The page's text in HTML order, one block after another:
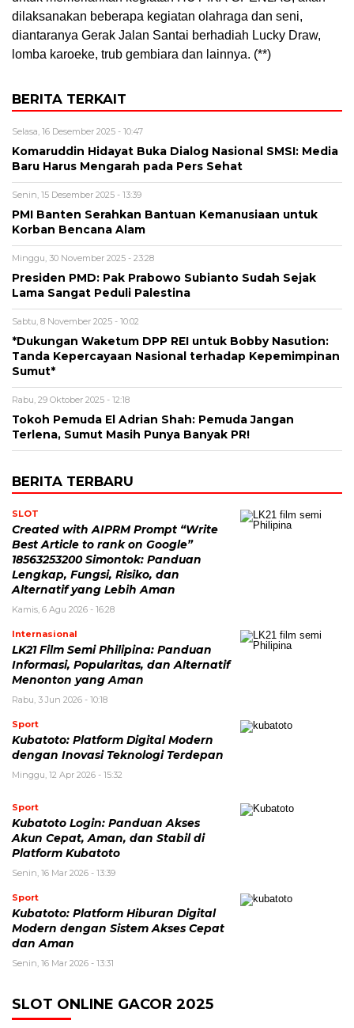
dilaksanakan beberapa kegiatan olahraga dan seni,
diantaranya Gerak Jalan Santai berhadiah Lucky Draw,
lomba karoeke, trub gembiara dan lainnya. (**)
BERITA TERKAIT
Selasa, 16 Desember 2025 - 10:47
Komaruddin Hidayat Buka Dialog Nasional SMSI: Media
Baru Harus Mengarah pada Pers Sehat
Senin, 15 Desember 2025 - 13:39
PMI Banten Serahkan Bantuan Kemanusiaan untuk
Korban Bencana Alam
Minggu, 30 November 2025 - 23:28
Presiden PMD: Pak Prabowo Subianto Sudah Sejak
Lama Sangat Peduli Palestina
Sabtu, 8 November 2025 - 10:02
*Dukungan Waketum DPP REI untuk Bobby Nasution:
Tanda Kepercayaan Nasional terhadap Kepemimpinan
Sumut*
Rabu, 29 Oktober 2025 - 12:18
Tokoh Pemuda El Adrian Shah: Pemuda Jangan
Terlena, Sumut Masih Punya Banyak PR!
BERITA TERBARU
SLOT
Created with AIPRM Prompt “Write
Best Article to rank on Google”
18563253200 Simontok: Panduan
Lengkap, Fungsi, Risiko, dan
Alternatif yang Lebih Aman
Kamis, 6 Agu 2026 - 16:28
Internasional
LK21 Film Semi Philipina: Panduan
Informasi, Popularitas, dan Alternatif
Menonton yang Aman
Rabu, 3 Jun 2026 - 10:18
Sport
Kubatoto: Platform Digital Modern
dengan Inovasi Teknologi Terdepan
Minggu, 12 Apr 2026 - 15:32
Sport
Kubatoto Login: Panduan Akses
Akun Cepat, Aman, dan Stabil di
Platform Kubatoto
Senin, 16 Mar 2026 - 13:39
Sport
Kubatoto: Platform Hiburan Digital
Modern dengan Sistem Akses Cepat
dan Aman
Senin, 16 Mar 2026 - 13:31
SLOT ONLINE GACOR 2025